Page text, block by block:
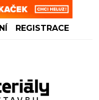
REGISTRACE